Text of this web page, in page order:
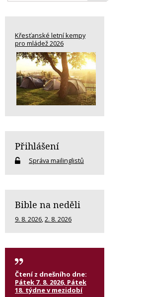
Křesťanské letní kempy
pro mládež 2026
Přihlášení
Správa mailinglistů
Bible na neděli
9. 8. 2026,2. 8. 2026
Čtení z dnešního dne:
Pátek 7. 8. 2026, Pátek
18. týdne v mezidobí